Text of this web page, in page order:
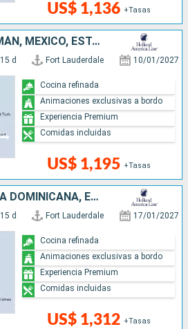
US$ 1,136 +Tasas
JAMAICA, ISLAS CAIMÁN, MÉXICO, ESTADOS UNIDOS, BAHAMAS, REPÚBLICA DOMINICANA
15 d Fort Lauderdale 10/01/2027
US$ 1,195 +Tasas
Cocina refinada
Animaciones exclusivas a bordo
Experiencia Premium
Comidas incluidas
BAHAMAS, REPÚBLICA DOMINICANA, ESTADOS UNIDOS, PUERTO RICO
15 d Fort Lauderdale 17/01/2027
US$ 1,312 +Tasas
Cocina refinada
Animaciones exclusivas a bordo
Experiencia Premium
Comidas incluidas